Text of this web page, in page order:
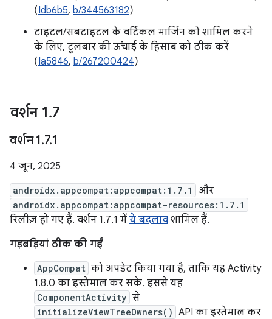
(Idb6b5, b/344563182)
टाइटल/सबटाइटल के वर्टिकल मार्जिन को शामिल करने
के लिए, टूलबार की ऊंचाई के हिसाब को ठीक करें
(Ia5846, b/267200424)
वर्शन 1.7
वर्शन 1.7.1
4 जून, 2025
androidx.appcompat:appcompat:1.7.1 और
androidx.appcompat:appcompat-resources:1.7.1
रिलीज़ हो गए हैं. वर्शन 1.7.1 में ये बदलाव शामिल हैं.
गड़बड़ियां ठीक की गईं
AppCompat को अपडेट किया गया है, ताकि यह Activity
1.8.0 का इस्तेमाल कर सके. इससे यह
ComponentActivity से
initializeViewTreeOwners() API का इस्तेमाल कर